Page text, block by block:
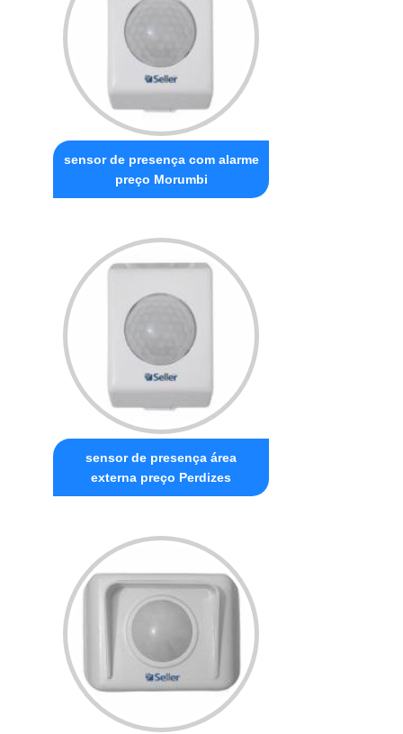
sensor de presença com alarme
preço Morumbi
sensor de presença área
externa preço Perdizes